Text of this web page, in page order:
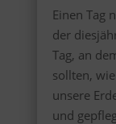
Einen Tag
der
Tag, an
sollten,
unsere
und